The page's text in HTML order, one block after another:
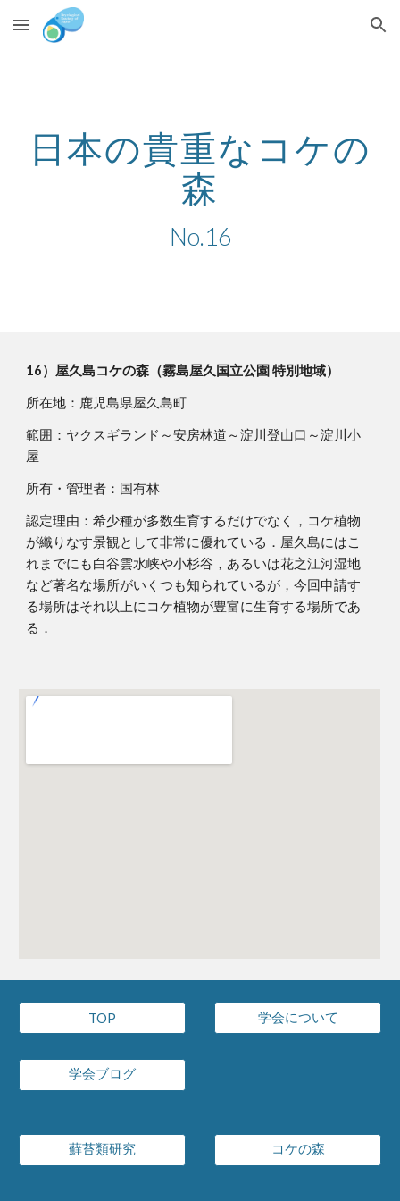
Skip to main content Skip to navigation
日本の貴重なコケの
森
No.16
16）屋久島コケの森（霧島屋久国立公園 特別地域）
所在地：鹿児島県屋久島町
範囲：ヤクスギランド～安房林道～淀川登山口～淀川小
屋
所有・管理者：国有林
認定理由：希少種が多数生育するだけでなく，コケ植物
が織りなす景観として非常に優れている．屋久島にはこ
れまでにも白谷雲水峡や小杉谷，あるいは花之江河湿地
など著名な場所がいくつも知られているが，今回申請す
る場所はそれ以上にコケ植物が豊富に生育する場所であ
る．
TOP
学会ブログ
学会について
蘚苔類研究 コケの森